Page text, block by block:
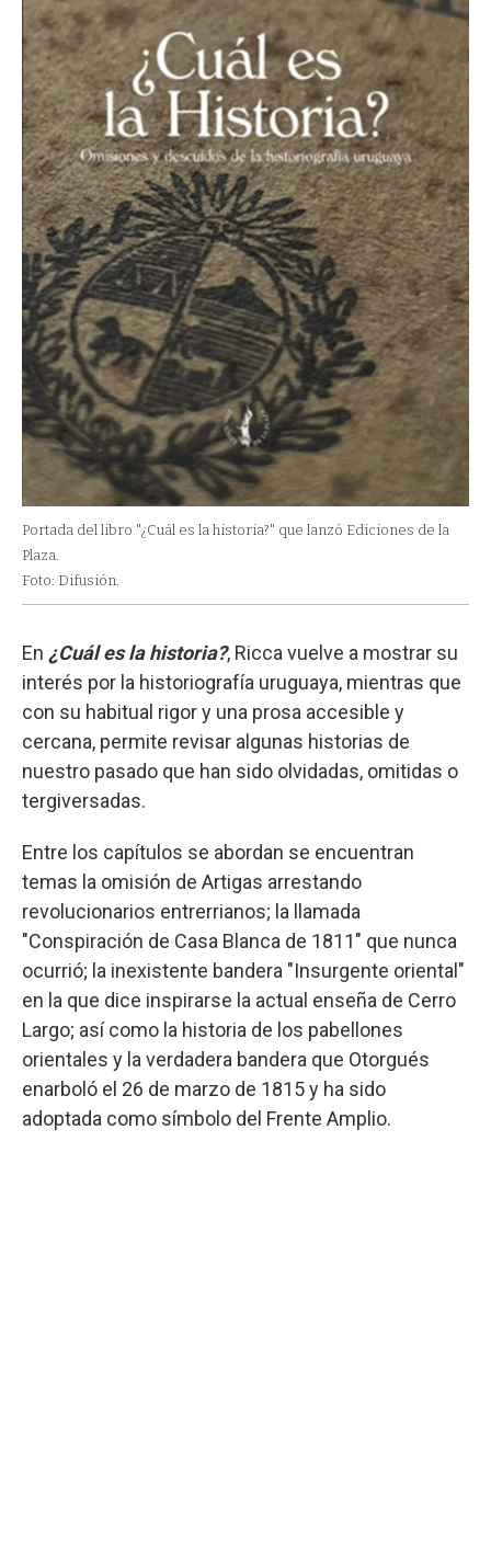
Portada del libro "¿Cuál es la historia?" que lanzó Ediciones de la
Plaza.
Foto: Difusión.
En ¿Cuál es la historia?, Ricca vuelve a mostrar su
interés por la historiografía uruguaya, mientras que
con su habitual rigor y una prosa accesible y
cercana, permite revisar algunas historias de
nuestro pasado que han sido olvidadas, omitidas o
tergiversadas.
Entre los capítulos se abordan se encuentran
temas la omisión de Artigas arrestando
revolucionarios entrerrianos; la llamada
"Conspiración de Casa Blanca de 1811" que nunca
ocurrió; la inexistente bandera "Insurgente oriental"
en la que dice inspirarse la actual enseña de Cerro
Largo; así como la historia de los pabellones
orientales y la verdadera bandera que Otorgués
enarboló el 26 de marzo de 1815 y ha sido
adoptada como símbolo del Frente Amplio.